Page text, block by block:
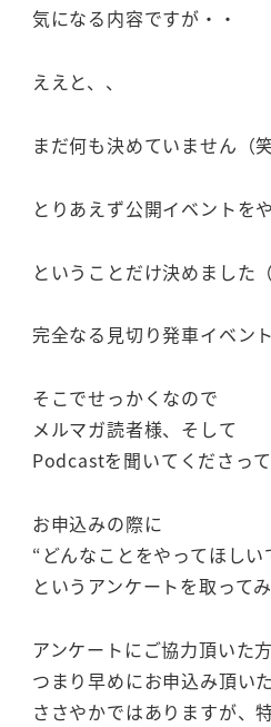
気になる内容ですが・・
ええと、、
まだ何も決めていません（笑
とりあえず公開イベントを
ということだけ決めました（
完全なる見切り発車イベント
そこでせっかくなので
メルマガ読者様、そして
Podcastを聞いてくださっ
お申込みの際に
“どんなことをやってほしい
というアンケートを取って
アンケートにご協力頂いた方
つまり早めにお申込み頂い
ささやかではありますが、